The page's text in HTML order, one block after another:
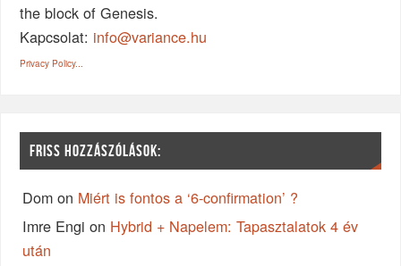
the block of Genesis.
Kapcsolat: info@variance.hu
Privacy Policy...
FRISS HOZZÁSZÓLÁSOK:
Dom on Miért is fontos a ‘6-confirmation’ ?
Imre Engi on Hybrid + Napelem: Tapasztalatok 4 év
után